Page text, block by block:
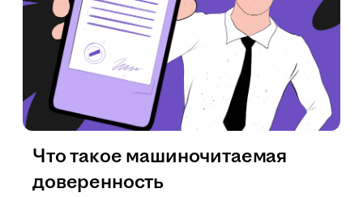
Что такое машиночитаемая
доверенность